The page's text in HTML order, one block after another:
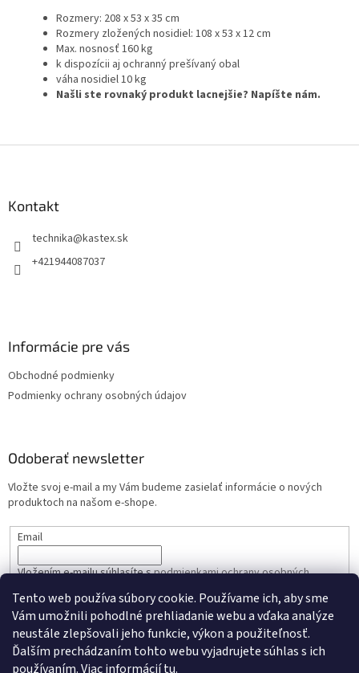
Tento web používa súbory cookie. Používame ich, aby sme
Vám umožnili pohodlné prehliadanie webu a vďaka analýze
neustále zlepšovali jeho funkcie, výkon a použiteľnosť.
Ďalším prechádzaním tohto webu vyjadrujete súhlas s ich
používaním. Viac informáciítu.
Rozmery: 208 x 53 x 35 cm
Rozmery zložených nosidiel: 108 x 53 x 12 cm
Max. nosnosť 160 kg
k dispozícii aj ochranný prešívaný obal
váha nosidiel 10 kg
Našli ste rovnaký produkt lacnejšie? Napíšte nám.
Kontakt
technika@kastex.sk
+421944087037
Informácie pre vás
Obchodné podmienky
Podmienky ochrany osobných údajov
Odoberať newsletter
Vložte svoj e-mail a my Vám budeme zasielať informácie o nových
produktoch na našom e-shope.
Email
Vložením e-mailu súhlasíte spodmienkami ochrany osobných
PRIHLÁSIŤ SA